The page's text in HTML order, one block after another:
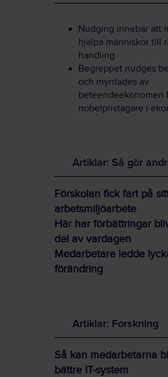
Nudging innebär att
hjälpa människor till
handling.
Begreppet nudges
och myntades av
beteendeekonomen
nobelpristagare i
Artiklar: Så gör
Förskolan fick fart på
arbetsmiljöarbete
Här har förbättringar
del av vardagen
Medarbetare ledde
förändring
Artiklar: Forskning
Så kan medarbetarna
bättre IT-system